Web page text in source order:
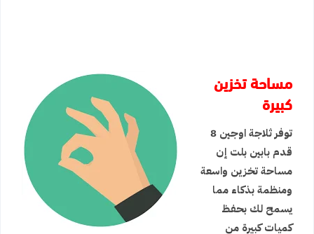
مساحة تخزين
كبيرة
توفر ثلاجة اوجين 8
قدم بابين بلت إن
مساحة تخزين واسعة
ومنظمة بذكاء مما
يسمح لك بحفظ
كميات كبيرة من